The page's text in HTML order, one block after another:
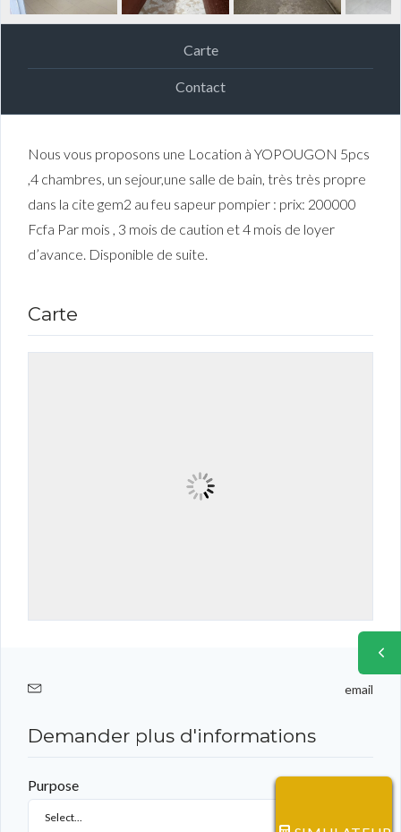
Carte
Contact
Nous vous proposons une Location à YOPOUGON 5pcs
,4 chambres, un sejour,une salle de bain, très très propre
dans la cite gem2 au feu sapeur pompier : prix: 200000
Fcfa Par mois , 3 mois de caution et 4 mois de loyer
d’avance. Disponible de suite.
Carte
email
Demander plus d'informations
Purpose
Select...